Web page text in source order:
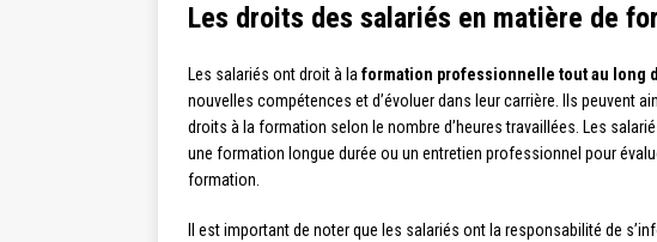
Les droits des salariés en matière de
Les salariés ont droit à la formation professionnelle tout au long
nouvelles compétences et d’évoluer dans leur carrière. Ils peuvent
droits à la formation selon le nombre d’heures travaillées. Les
une formation longue durée ou un entretien professionnel pour
formation.
Il est important de noter que les salariés ont la responsabilité de